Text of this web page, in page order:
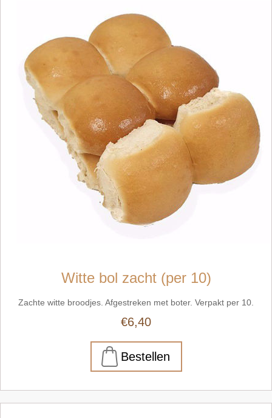
Witte bol zacht (per 10)
Zachte witte broodjes. Afgestreken met boter. Verpakt per 10.
€6,40